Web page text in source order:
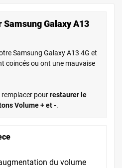
Galaxy A13
Samsung Galaxy A13 4G et
coincés ou ont une mauvaise
remplacer pourrestaurer le
Volume + et -.
du volume